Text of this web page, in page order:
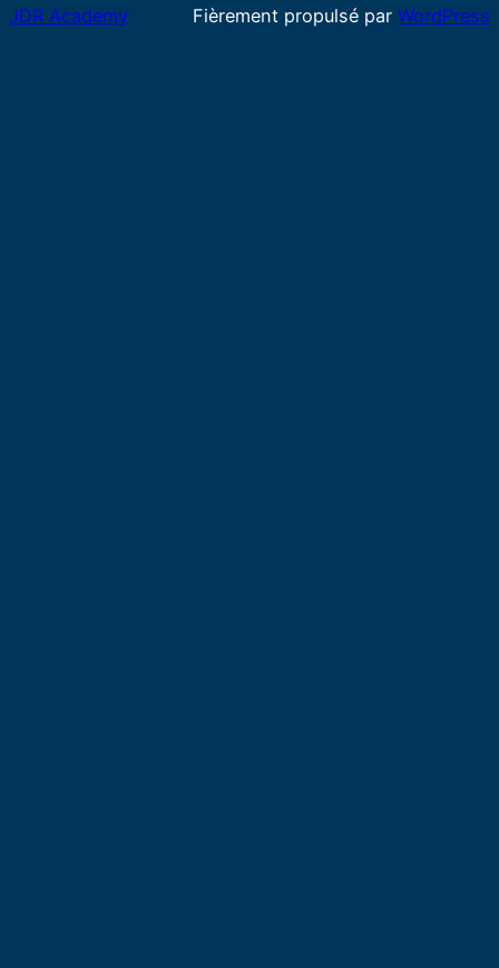
JDR Academy Fièrement propulsé par WordPress